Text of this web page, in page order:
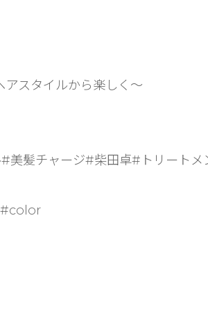
スタイルから楽しく〜
髪チャージ#柴田卓#トリートメ